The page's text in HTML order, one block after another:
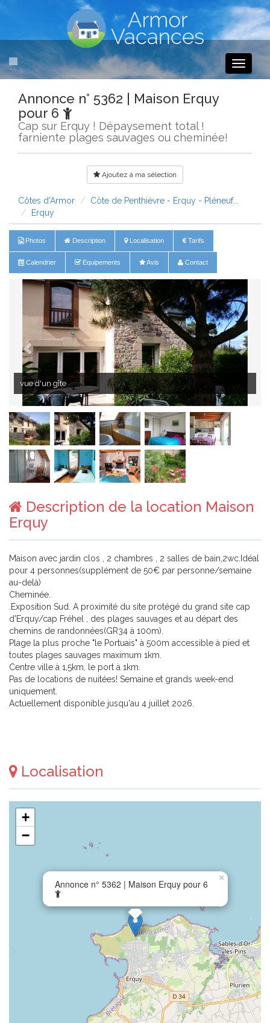
Toggle
Annonce n° 5362 | Maison Erquy
pour 6
Cap sur Erquy ! Dépaysement total !
farniente plages sauvages ou cheminée!
Ajoutez à ma sélection
Côtes d'Armor
Côte de Penthièvre - Erquy - Pléneuf...
Erquy
Photos Description Localisation Tarifs
Calendrier Equipements Avis Contact
vue d'un gîte
Description de la location Maison
Erquy
Maison avec jardin clos , 2 chambres , 2 salles de bain,2wc.Idéal
pour 4 personnes(supplément de 50€ par personne/semaine
au-delà)
Cheminée.
.Exposition Sud. A proximité du site protégé du grand site cap
d'Erquy/cap Fréhel , des plages sauvages et au départ des
chemins de randonnées(GR34 à 100m).
Plage la plus proche "le Portuais" à 500m accessible à pied et
toutes plages sauvages maximum 1km.
Centre ville à 1,5km, le port à 1km.
Pas de locations de nuitées! Semaine et grands week-end
uniquement.
Actuellement disponible jusqu'au 4 juillet 2026.
Localisation
Annonce n° 5362 | Maison Erquy pour 6
×
+
−